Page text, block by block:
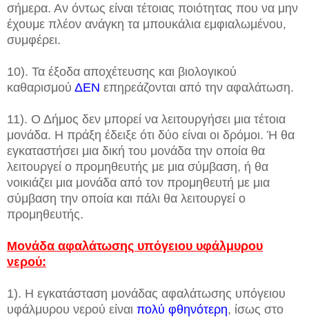
σήμερα. Αν όντως είναι τέτοιας ποιότητας που να μην
έχουμε πλέον ανάγκη τα μπουκάλια εμφιαλωμένου,
συμφέρει.
10). Τα έξοδα αποχέτευσης και βιολογικού
καθαρισμού ΔΕΝ επηρεάζονται από την αφαλάτωση.
11). Ο Δήμος δεν μπορεί να λειτουργήσει μια τέτοια
μονάδα. Η πράξη έδειξε ότι δύο είναι οι δρόμοι. Ή θα
εγκαταστήσει μια δική του μονάδα την οποία θα
λειτουργεί ο προμηθευτής με μια σύμβαση, ή θα
νοικιάζει μια μονάδα από τον προμηθευτή με μια
σύμβαση την οποία και πάλι θα λειτουργεί ο
προμηθευτής.
Μονάδα αφαλάτωσης υπόγειου υφάλμυρου
νερού:
1). Η εγκατάσταση μονάδας αφαλάτωσης υπόγειου
υφάλμυρου νερού είναι πολύ φθηνότερη, ίσως στο